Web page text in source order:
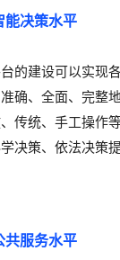
能决策水平
的建设可以实现
确、全面、完整
传统、手工操作
决策、依法决策
共服务水平